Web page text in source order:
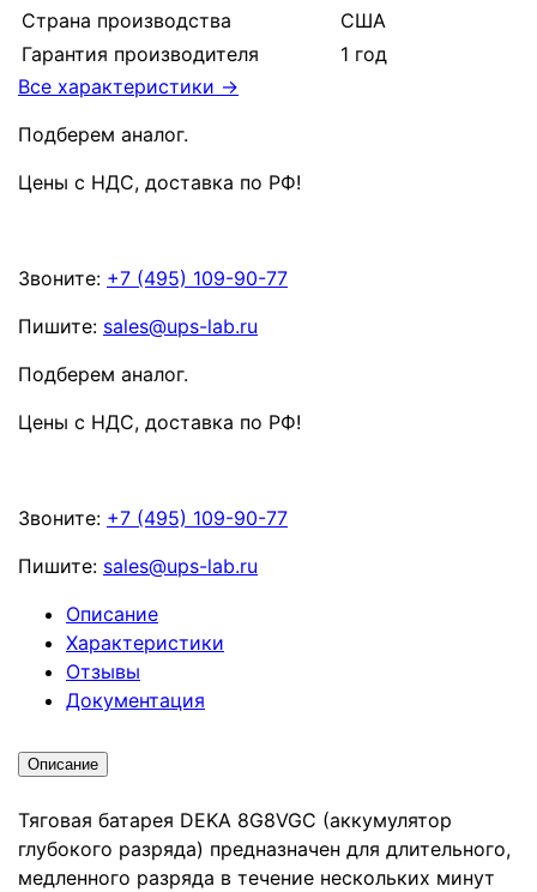
Страна производства
США
Гарантия производителя
1 год
Все характеристики →
Подберем аналог.
Цены с НДС, доставка по РФ!
Звоните: +7 (495) 109-90-77
Пишите: sales@ups-lab.ru
Подберем аналог.
Цены с НДС, доставка по РФ!
Звоните: +7 (495) 109-90-77
Пишите: sales@ups-lab.ru
Описание
Характеристики
Отзывы
Документация
Описание
Тяговая батарея DEKA 8G8VGC (аккумулятор
глубокого разряда) предназначен для длительного,
медленного разряда в течение нескольких минут